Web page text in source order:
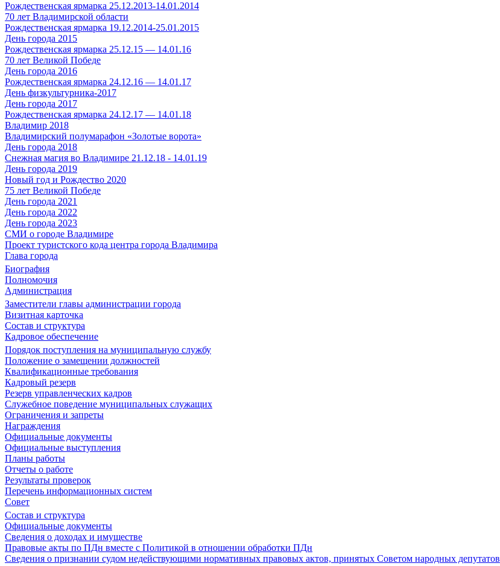
Рождественская ярмарка 25.12.2013-14.01.2014
70 лет Владимирской области
Рождественская ярмарка 19.12.2014-25.01.2015
День города 2015
Рождественская ярмарка 25.12.15 — 14.01.16
70 лет Великой Победе
День города 2016
Рождественская ярмарка 24.12.16 — 14.01.17
День физкультурника-2017
День города 2017
Рождественская ярмарка 24.12.17 — 14.01.18
Владимир 2018
Владимирский полумарафон «Золотые ворота»
День города 2018
Снежная магия во Владимире 21.12.18 - 14.01.19
День города 2019
Новый год и Рождество 2020
75 лет Великой Победе
День города 2021
День города 2022
День города 2023
СМИ о городе Владимире
Проект туристского кода центра города Владимира
Глава города
Биография
Полномочия
Администрация
Заместители главы администрации города
Визитная карточка
Состав и структура
Кадровое обеспечение
Порядок поступления на муниципальную службу
Положение о замещении должностей
Квалификационные требования
Кадровый резерв
Резерв управленческих кадров
Служебное поведение муниципальных служащих
Ограничения и запреты
Награждения
Официальные документы
Официальные выступления
Планы работы
Отчеты о работе
Результаты проверок
Перечень информационных систем
Совет
Состав и структура
Официальные документы
Сведения о доходах и имуществе
Правовые акты по ПДн вместе с Политикой в отношении обработки ПДн
Сведения о признании судом недействующими нормативных правовых актов, принятых Советом народных депутатов